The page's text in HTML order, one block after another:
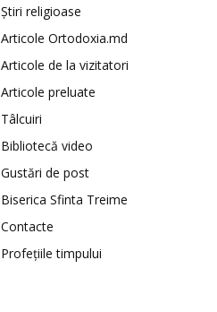
Știri religioase
Articole Ortodoxia.md
Articole de la vizitatori
Articole preluate
Tâlcuiri
Bibliotecă video
Gustări de post
Biserica Sfinta Treime
Contacte
Profețiile timpului